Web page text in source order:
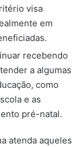
visa
em
recebendo
a algumas
como
e as
pré-natal.
atenda aqueles